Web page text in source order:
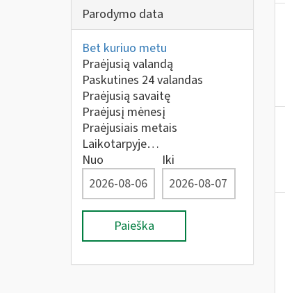
Parodymo data
Bet kuriuo metu
Praėjusią valandą
Paskutines 24 valandas
Praėjusią savaitę
Praėjusį mėnesį
Praėjusiais metais
Laikotarpyje…
Nuo
Iki
Paieška